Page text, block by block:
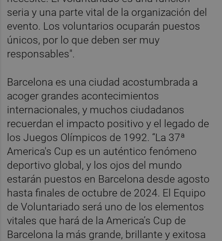
seria y una parte vital de la organización del
evento. Los voluntarios ocuparán puestos
únicos, por lo que deben ser muy
responsables".
Barcelona es una ciudad acostumbrada a
acoger grandes acontecimientos
internacionales, y muchos ciudadanos
recuerdan el impacto positivo y el legado de
los Juegos Olímpicos de 1992. “La 37ª
America's Cup es un auténtico fenómeno
deportivo global, y los ojos del mundo
estarán puestos en Barcelona desde agosto
hasta finales de octubre de 2024. El Equipo
de Voluntariado será uno de los elementos
vitales que hará de la America’s Cup de
Barcelona la más grande, brillante y exitosa